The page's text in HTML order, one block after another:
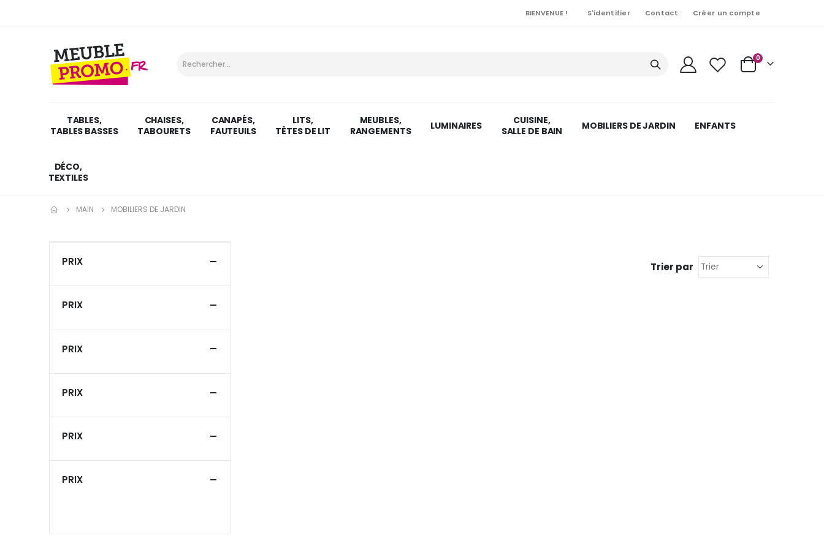
BIENVENUE ! S'identifier Contact Créer un compte
Cart
0Articles
TABLES,
TABLES BASSES
CHAISES,
TABOURETS
CANAPÉS,
FAUTEUILS
LITS,
TÊTES DE LIT
MEUBLES,
RANGEMENTS
LUMINAIRES
CUISINE,
SALLE DE BAIN
MOBILIERS DE JARDIN ENFANTS
DÉCO,
TEXTILES
MAIN MOBILIERS DE JARDIN
PRIX
PRIX
PRIX
PRIX
PRIX
PRIX
Trier par